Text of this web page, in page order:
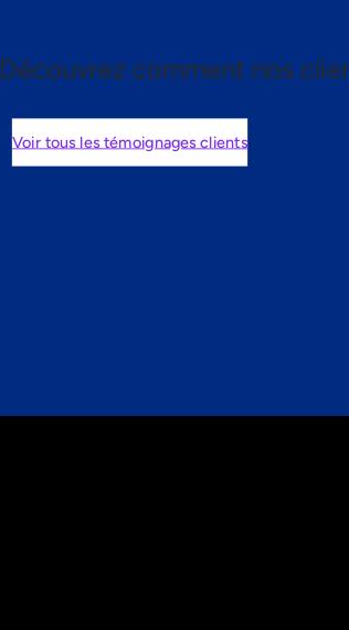
Découvrez comment nos
Voir tous les témoignages clients